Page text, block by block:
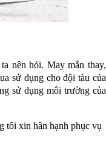
nên hỏi. May mắn thay,
sử dụng cho đội tàu của
sử dụng môi trường của
tôi xin hân hạnh phục vụ